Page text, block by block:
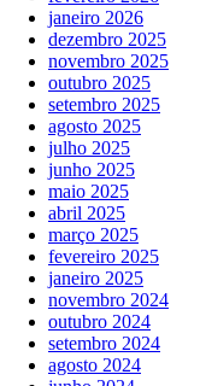
janeiro 2026
dezembro 2025
novembro 2025
outubro 2025
setembro 2025
agosto 2025
julho 2025
junho 2025
maio 2025
abril 2025
março 2025
fevereiro 2025
janeiro 2025
novembro 2024
outubro 2024
setembro 2024
agosto 2024